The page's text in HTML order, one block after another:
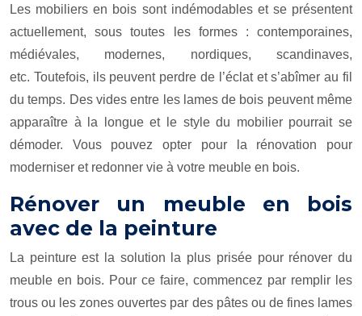
Les mobiliers en bois sont indémodables et se présentent
actuellement, sous toutes les formes : contemporaines,
médiévales, modernes, nordiques, scandinaves,
etc. Toutefois, ils peuvent perdre de l’éclat et s’abîmer au fil
du temps. Des vides entre les lames de bois peuvent même
apparaître à la longue et le style du mobilier pourrait se
démoder. Vous pouvez opter pour la rénovation pour
moderniser et redonner vie à votre meuble en bois.
Rénover un meuble en bois
avec de la peinture
La peinture est la solution la plus prisée pour rénover du
meuble en bois. Pour ce faire, commencez par remplir les
trous ou les zones ouvertes par des pâtes ou de fines lames